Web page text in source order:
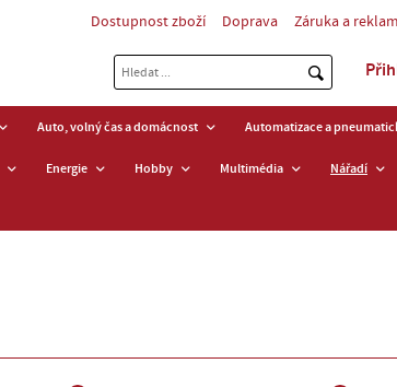
Dostupnost zboží Doprava Záruka a
Auto, volný čas a domácnost Automatizace a
Energie Hobby Multimédia Nářadí